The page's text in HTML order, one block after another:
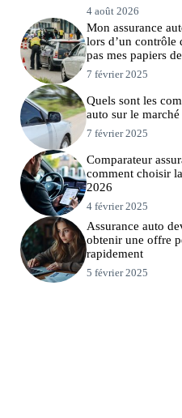
4 août 2026
Mon assurance
lors d’un contrôle
pas mes papiers
7 février 2025
Quels sont les
auto sur le marché
7 février 2025
Comparateur
comment choisir
2026
4 février 2025
Assurance auto
obtenir une offre
rapidement
5 février 2025